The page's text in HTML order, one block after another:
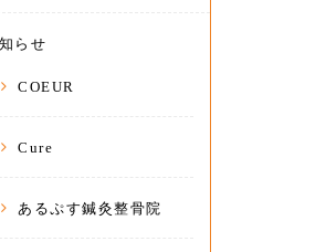
らせ
COEUR
Cure
あるぷす鍼灸整骨院